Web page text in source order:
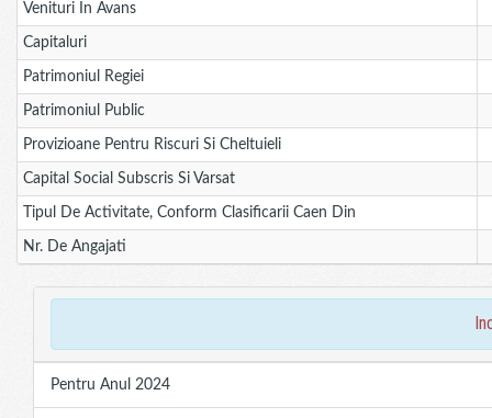
Venituri In Avans
Capitaluri
Patrimoniul Regiei
Patrimoniul Public
Provizioane Pentru Riscuri Si Cheltuieli
Capital Social Subscris Si Varsat
Tipul De Activitate, Conform Clasificarii Caen Din
Nr. De Angajati
Pentru Anul 2024